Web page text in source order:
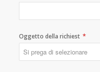
Oggetto della richiest *